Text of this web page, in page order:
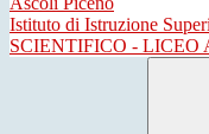
Istituto di Istruzione
SCIENTIFICO - LICEO